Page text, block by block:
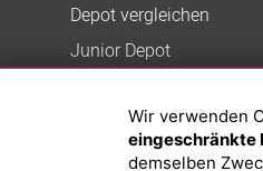
Depot vergleichen
Junior Depot
Top-Fonds
Fonds-Suche
Wir verwenden
eingeschränkte
demselben